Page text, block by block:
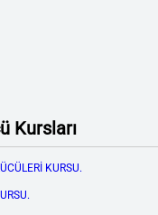
Kursları
KURSU.